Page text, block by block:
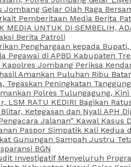
Gelar Olah Raga
Pemberitaan Media Berita
MEDIA UNTUK DI SEMBELIH,
Berita Patroli
Penghargaan kepada
Pegawai di APBD Kabupaten
Jombang Periksa
Amankan Puluhan Ribu
Peningkatan
Polres Tulungagung,
RATU KEDIRI Bagikan
Ketegasan dan Nyali APH
Jalanan” Kawal Kasus
Paspor Simpatik Kali Kedua
Gunungan Sampah Justru
BGN
Investigatif Menyeluruh